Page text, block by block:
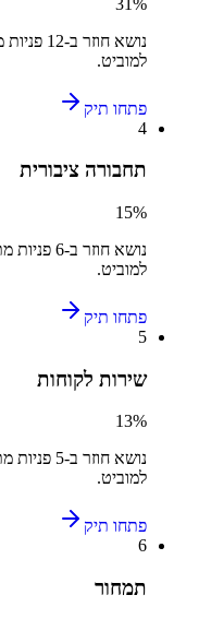
נושא חוזר ב-12
למוביט.
פתחו תיק
4
תחבורה ציבורית
15%
נושא חוזר ב-6 פניות
למוביט.
פתחו תיק
5
שירות לקוחות
13%
נושא חוזר ב-5 פניות
למוביט.
פתחו תיק
6
תמחור